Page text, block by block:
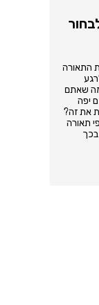
התאורה
שאתם
יפה
את זה?
תאורה
בכך